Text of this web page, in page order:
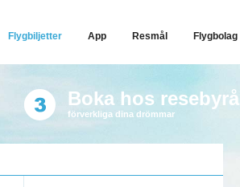
Flygbiljetter App Resmål Flygbolag
Boka hos resebyrå
förverkliga dina drömmar